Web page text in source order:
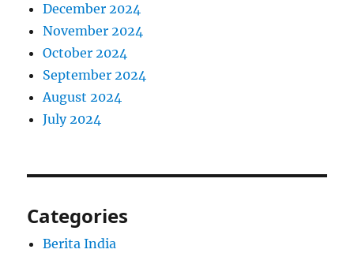
December 2024
November 2024
October 2024
September 2024
August 2024
July 2024
Categories
Berita India